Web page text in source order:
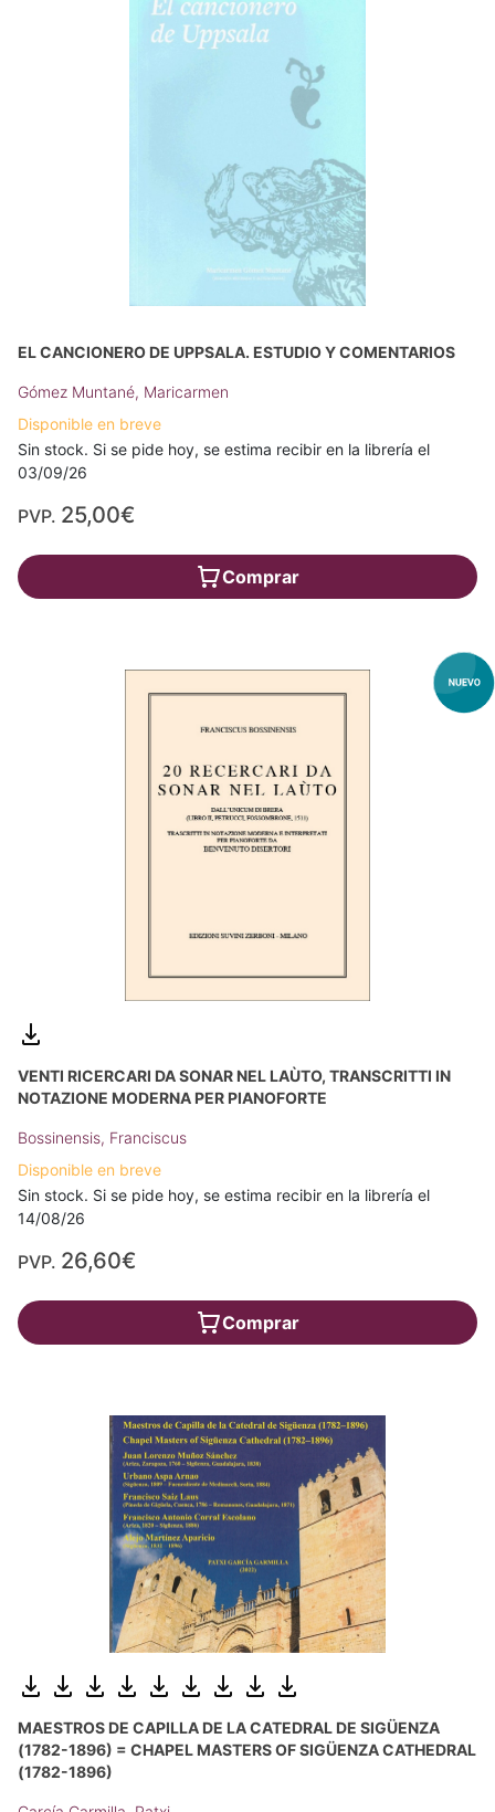
EL CANCIONERO DE UPPSALA. ESTUDIO Y COMENTARIOS
Gómez Muntané, Maricarmen
Disponible en breve
Sin stock. Si se pide hoy, se estima recibir en la librería el
03/09/26
PVP. 25,00€
Comprar
VENTI RICERCARI DA SONAR NEL LAÙTO, TRANSCRITTI IN
NOTAZIONE MODERNA PER PIANOFORTE
Bossinensis, Franciscus
Disponible en breve
Sin stock. Si se pide hoy, se estima recibir en la librería el
14/08/26
PVP. 26,60€
Comprar
MAESTROS DE CAPILLA DE LA CATEDRAL DE SIGÜENZA
(1782-1896) = CHAPEL MASTERS OF SIGÜENZA CATHEDRAL
(1782-1896)